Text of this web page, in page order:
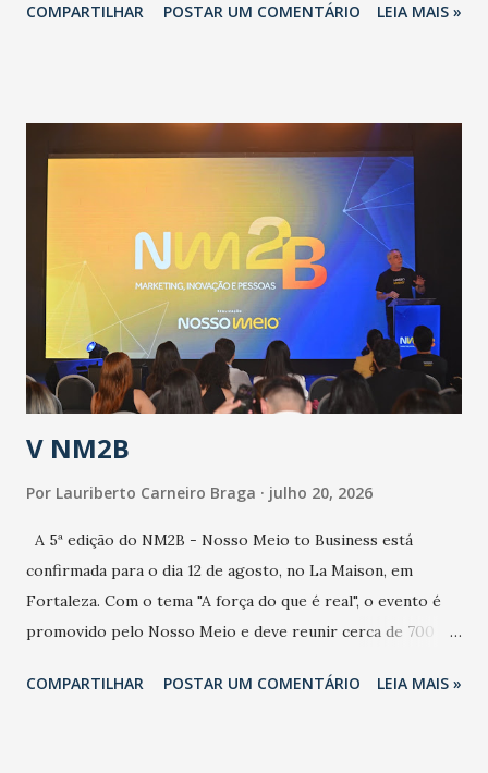
adotadas pelo Governo do Estado na contenção da
população suspeita e de cuidados com os ambientes
públicos e domiciliares. “Nós não estamos vivendo uma
epidemia comum, como temos em todos os anos, com
aumento de casos de dengue, influenza ou H1N1. Trata-se
de uma epidemia com um vírus diferente, com um poder de
contaminação maior que outros coronavírus”, apontou o
secretário. Segundo ele, é uma epidemia com chance de
contaminação alta, podendo gerar um grande risco à
população e ao sistema de saúde. “Precisamos saber fazer a
estratificação do risco da doença, para não so...
COMPARTILHAR POSTAR UM COMENTÁRIO LEIA MAIS »
V NM2B
Por Lauriberto Carneiro Braga julho 20, 2026
A 5ª edição do NM2B - Nosso Meio to Business está
confirmada para o dia 12 de agosto, no La Maison, em
Fortaleza. Com o tema "A força do que é real", o evento é
promovido pelo Nosso Meio e deve reunir cerca de 700
e lideranças do Mercado Nacional. Desde 2022, o NM2B
COMPARTILHAR POSTAR UM COMENTÁRIO LEIA MAIS »